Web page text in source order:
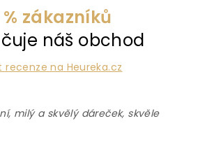
% zákazníků
náš obchod
recenze na Heureka.cz
milý a skvělý dáreček, skvěle